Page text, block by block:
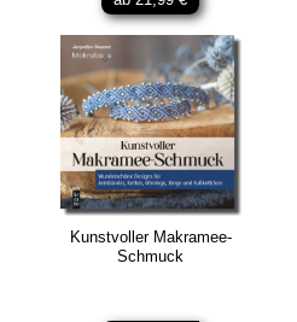
Kunstvoller Makramee-
Schmuck